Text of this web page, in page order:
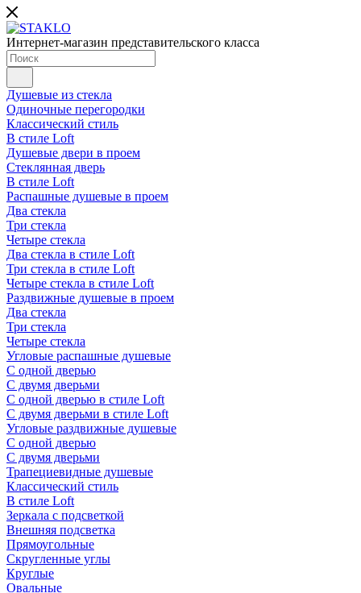
Интернет-магазин представительского класса
Душевые из стекла
Одиночные перегородки
Классический стиль
В стиле Loft
Душевые двери в проем
Стеклянная дверь
В стиле Loft
Распашные душевые в проем
Два стекла
Три стекла
Четыре стекла
Два стекла в стиле Loft
Три стекла в стиле Loft
Четыре стекла в стиле Loft
Раздвижные душевые в проем
Два стекла
Три стекла
Четыре стекла
Угловые распашные душевые
С одной дверью
С двумя дверьми
С одной дверью в стиле Loft
С двумя дверьми в стиле Loft
Угловые раздвижные душевые
С одной дверью
С двумя дверьми
Трапециевидные душевые
Классический стиль
В стиле Loft
Зеркала с подсветкой
Внешняя подсветка
Прямоугольные
Скругленные углы
Круглые
Овальные